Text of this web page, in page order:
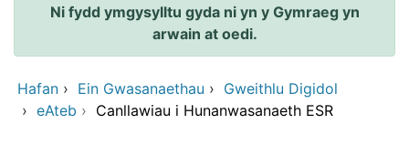
Ni fydd ymgysylltu gyda ni yn y Gymraeg yn
arwain at oedi.
Hafan › Ein Gwasanaethau › Gweithlu Digidol
› eAteb › Canllawiau i Hunanwasanaeth ESR